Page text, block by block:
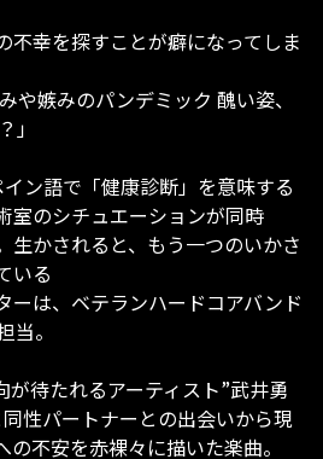
幸を探すことが癖になってしま
や嫉みのパンデミック 醜い姿、
」
ン語で「健康診断」を意味する
室のシチュエーションが同時
生かされると、もう一つのいかさ
いる
ーは、ベテランハードコアバンド
当。
待たれるアーティスト”武井勇
性パートナーとの出会いから現
不安を赤裸々に描いた楽曲。